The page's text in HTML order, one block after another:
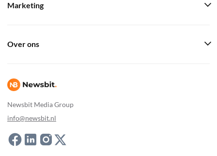
Newsbit Media Group
info@newsbit.nl
Marketing
Over ons